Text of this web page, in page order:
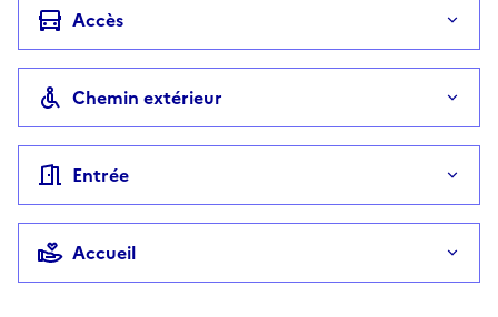
Accès
Chemin extérieur
Entrée
Accueil